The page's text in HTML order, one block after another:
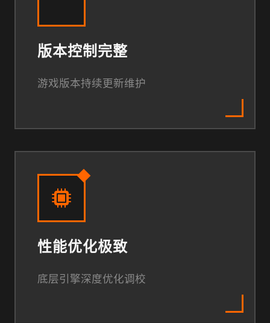
版本控制完整
游戏版本持续更新维护
性能优化极致
底层引擎深度优化调校